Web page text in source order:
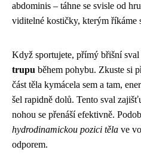
abdominis – táhne se svisle od
viditelné kostičky, kterým říkáme
Když sportujete, přímý břišní sval
trupu během pohybu. Zkuste si
část těla kymácela sem a tam,
šel rapidně dolů. Tento sval
nohou se přenáší efektivně.
hydrodinamickou pozici těla ve
odporem.